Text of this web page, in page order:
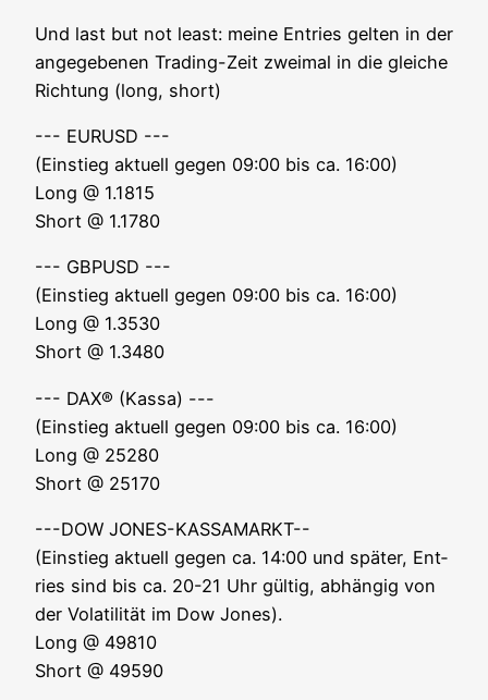
Und last but not least: mei­ne Ent­ries gel­ten in der
ange­ge­be­nen Tra­ding-Zeit zwei­mal in die glei­che
Rich­tung (long, short)
--- EURUSD ---
(Ein­stieg aktu­ell gegen 09:00 bis ca. 16:00)
Long @ 1.1815
Short @ 1.1780
--- GBPUSD ---
(Ein­stieg aktu­ell gegen 09:00 bis ca. 16:00)
Long @ 1.3530
Short @ 1.3480
--- DAX® (Kas­sa) ---
(Ein­stieg aktu­ell gegen 09:00 bis ca. 16:00)
Long @ 25280
Short @ 25170
---DOW JONES-KASSAMARKT--
(Ein­stieg aktu­ell gegen ca. 14:00 und spä­ter, Ent­
ries sind bis ca. 20-21 Uhr gül­tig, abhän­gig von
der Vola­ti­li­tät im Dow Jones).
Long @ 49810
Short @ 49590